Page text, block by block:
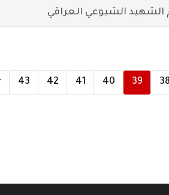
الشهيد الشيوعي العراقي
38
39
40
41
42
43